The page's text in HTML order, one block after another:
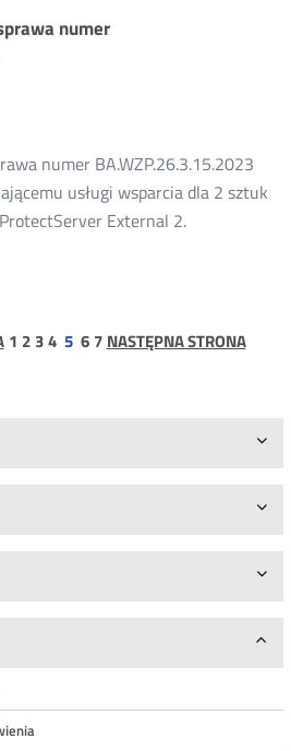
numer
numer BA.WZP.26.3.15.2023
usługi wsparcia dla 2 sztuk
External 2.
strona
1 strona
2 strona
3strona
4 5 strona
6 strona
7 NASTĘPNA STRONA